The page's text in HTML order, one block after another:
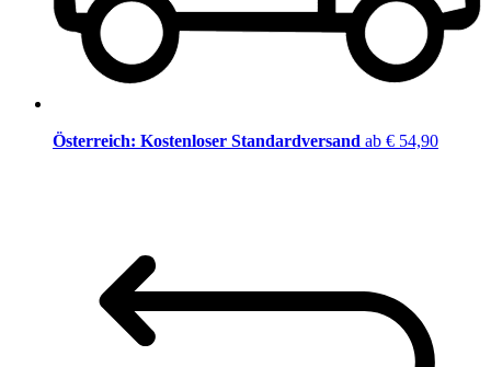
Österreich: Kostenloser Standardversand ab € 54,90